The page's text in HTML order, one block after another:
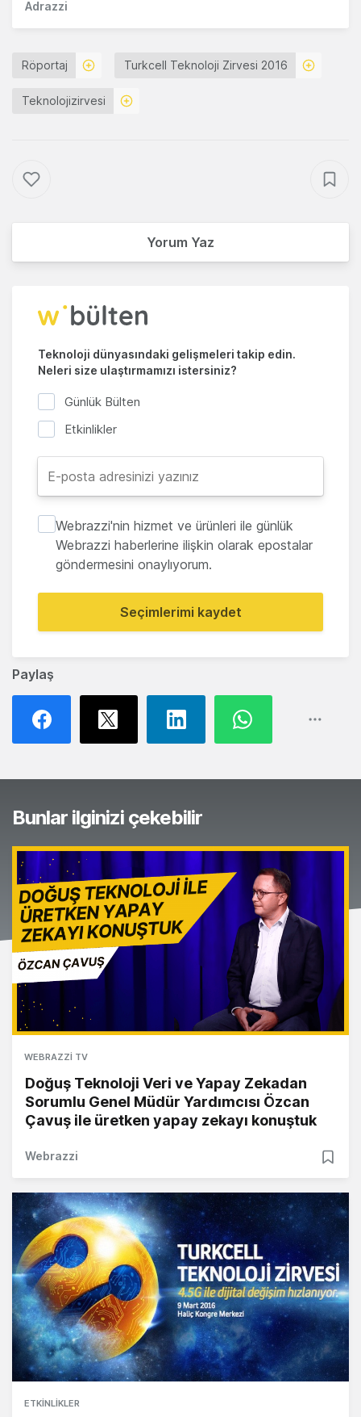
Paylaş
Adrazzi
Röportaj Turkcell Teknoloji Zirvesi 2016
Teknolojizirvesi
Yorum Yaz
Teknoloji dünyasındaki gelişmeleri takip edin.
Neleri size ulaştırmamızı istersiniz?
Günlük Bülten
Etkinlikler
Webrazzi'nin hizmet ve ürünleri ile günlük
Webrazzi haberlerine ilişkin olarak epostalar
göndermesini onaylıyorum.
Seçimlerimi kaydet
Bunlar ilginizi çekebilir
WEBRAZZI TV
Doğuş Teknoloji Veri ve Yapay Zekadan
Sorumlu Genel Müdür Yardımcısı Özcan
Çavuş ile üretken yapay zekayı konuştuk
Webrazzi
ETKINLIKLER